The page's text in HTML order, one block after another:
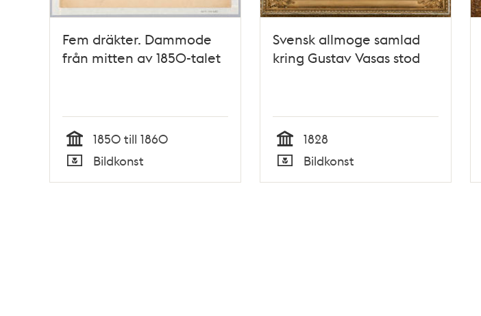
Fem dräkter. Dammode
från mitten av 1850-talet
Tid
1850 till 1860
Typ
Bildkonst
Svensk allmoge samlad
kring Gustav Vasas stod
Tid
1828
Typ
Bildkonst